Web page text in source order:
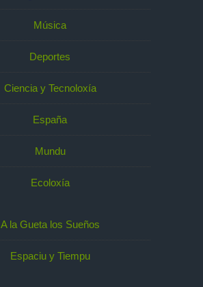
Música
Deportes
Ciencia y Tecnoloxía
España
Mundu
Ecoloxía
A la Gueta los Sueños
Espaciu y Tiempu